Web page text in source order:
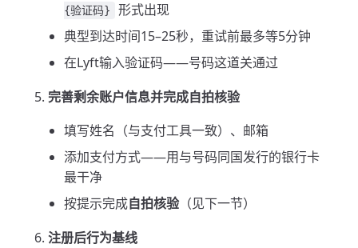
{验证码}
形式出现
典型到达时间15–25秒，重试前最多等5分钟
在Lyft输入验证码——号码这道关通过
完善剩余账户信息并完成自拍核验
填写姓名（与支付工具一致）、邮箱
添加支付方式——用与号码同国发行的银行卡
最干净
按提示完成自拍核验（见下一节）
注册后行为基线